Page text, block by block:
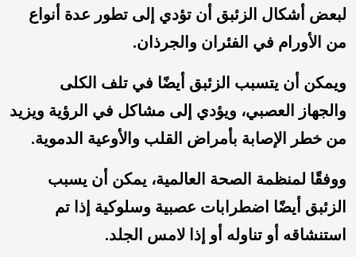
لبعض أشكال الزئبق أن تؤدي إلى تطور عدة أنواع
من الأورام في الفئران والجرذان.
ويمكن أن يتسبب الزئبق أيضًا في تلف الكلى
والجهاز العصبي، ويؤدي إلى مشاكل في الرؤية ويزيد
من خطر الإصابة بأمراض القلب والأوعية الدموية.
ووفقًا لمنظمة الصحة العالمية، يمكن أن يسبب
الزئبق أيضًا اضطرابات عصبية وسلوكية إذا تم
استنشاقه أو تناوله أو إذا لامس الجلد.